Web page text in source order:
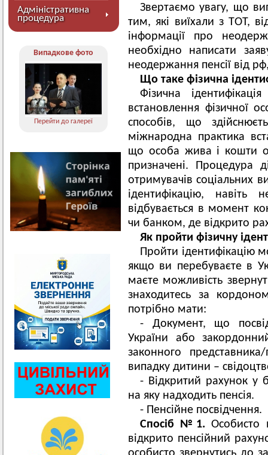
Адміністративна
процедура
Випадкове фото
Перейти до галереї
Звертаємо увагу, що
тим, які виїхали з ТОТ,
інформації про
необхідно написати
неодержання пенсії від
Що таке фізична
Фізична
встановлення фізичної
способів, що
міжнародна практика
що особа жива і кошти
призначені. Процедура
отримувачів соціальних
ідентифікацію,
відбувається в момент
чи банком, де відкрито
Як пройти фізичну
Пройти ідентифікацію
якщо ви перебуваєте в
маєте можливість
знаходитесь за
потрібно мати:
- Документ, що
України або
законного
випадку дитини –
- Відкритий рахунок у
на яку надходить пенсія.
- Пенсійне посвідчення.
Спосіб №1.Особисто
відкрито пенсійний